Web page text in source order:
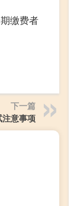
缴费者
下一篇
意事项